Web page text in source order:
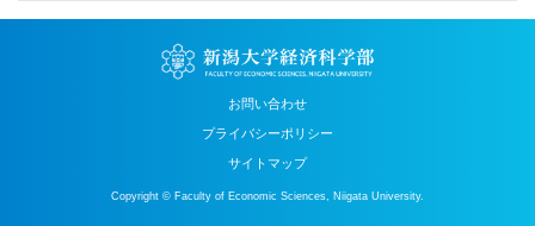
お問い合わせ
プライバシーポリシー
サイトマップ
Copyright © Faculty of Economic Sciences, Niigata University.